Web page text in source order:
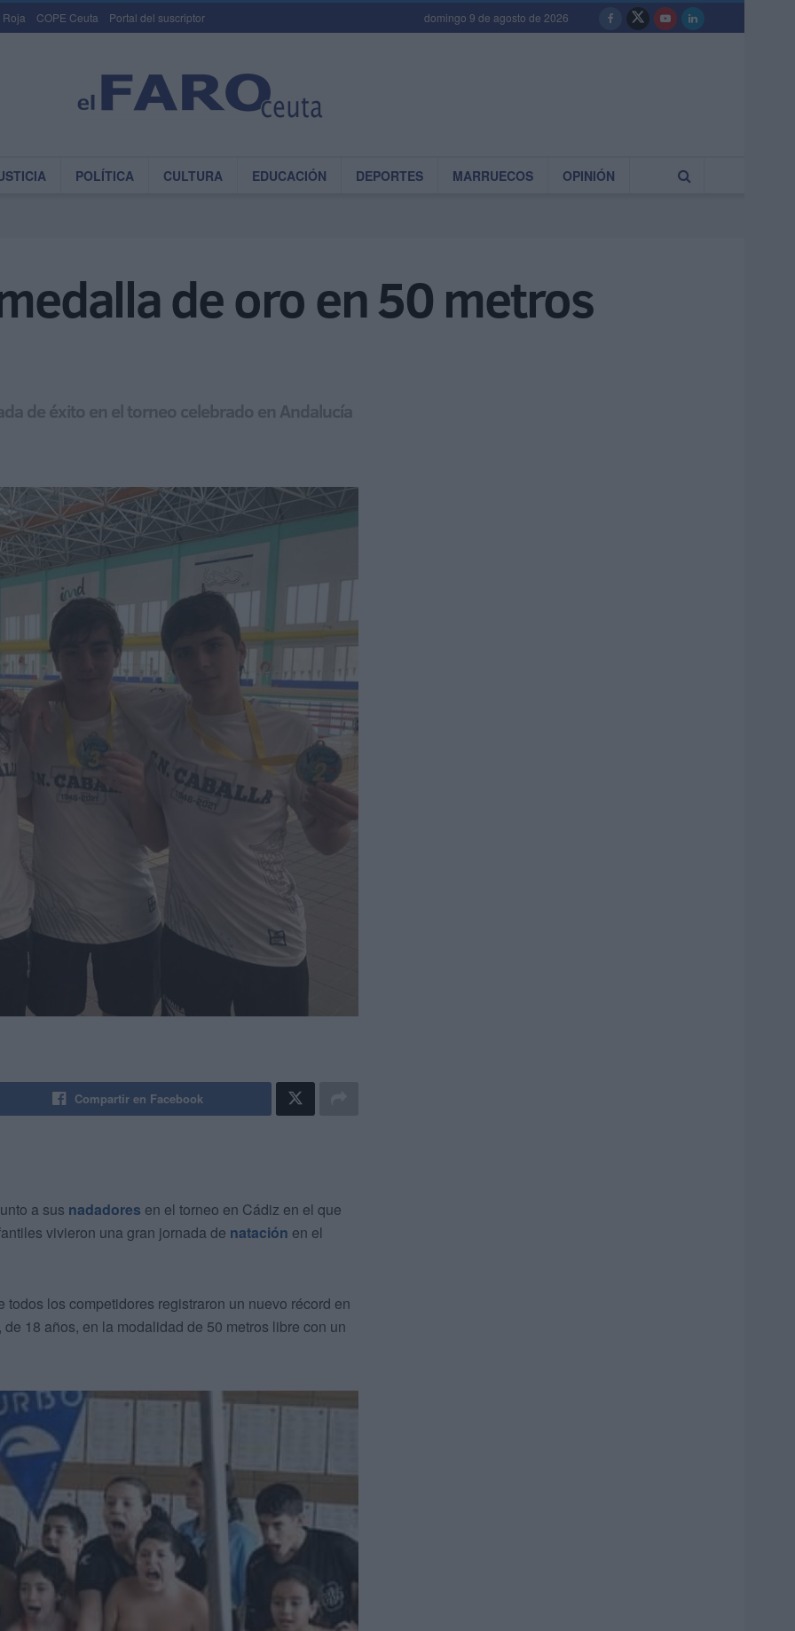
Roja COPE Ceuta Portal del suscriptor domingo 9 de agosto de 2026
POLÍTICA CULTURA EDUCACIÓN DEPORTES MARRUECOS OPINIÓN
de oro en 50 metros
de éxito en el torneo celebrado en Andalucía
Compartir en Facebook
a sus nadadores en el torneo en Cádiz en el que
vivieron una gran jornada de natación en el
los competidores registraron un nuevo récord en
18 años, en la modalidad de 50 metros libre con un